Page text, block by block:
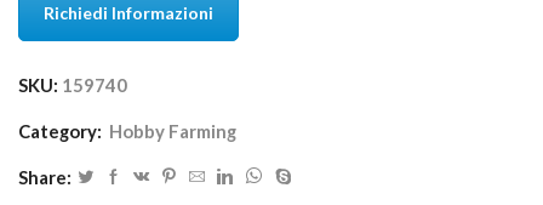
Richiedi Informazioni
SKU: 159740
Category: Hobby Farming
Share: